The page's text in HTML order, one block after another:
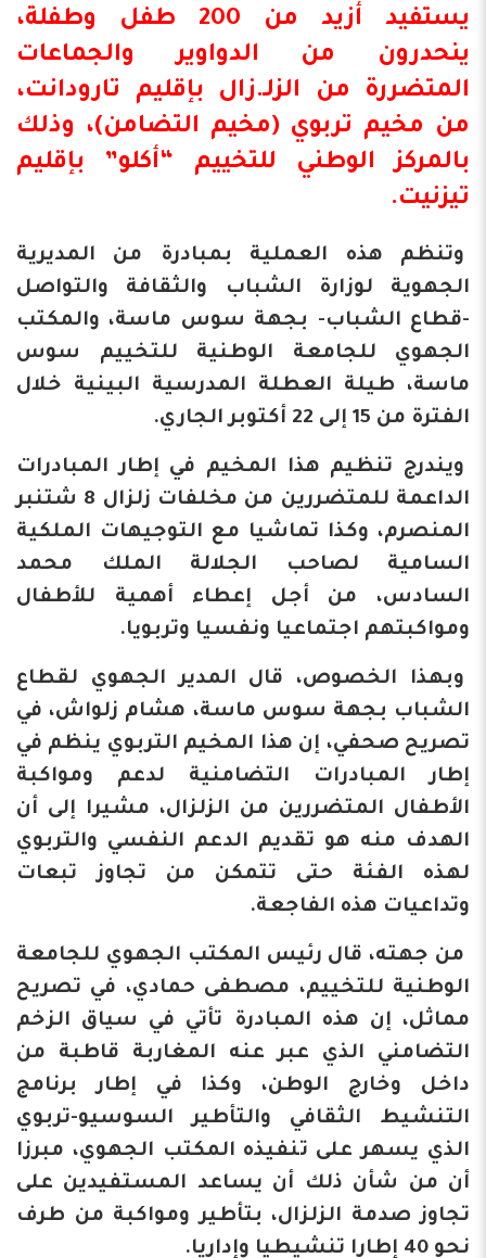
يستفيد أزيد من 200 طفل وطفلة،
ينحدرون من الدواوير والجماعات
المتضررة من الزلـ.زال بإقليم تارودانت،
من مخيم تربوي (مخيم التضامن)، وذلك
بالمركز الوطني للتخييم “أكلو” بإقليم
تيزنيت.
وتنظم هذه العملية بمبادرة من المديرية
الجهوية لوزارة الشباب والثقافة والتواصل
-قطاع الشباب- بجهة سوس ماسة، والمكتب
الجهوي للجامعة الوطنية للتخييم سوس
ماسة، طيلة العطلة المدرسية البينية خلال
الفترة من 15 إلى 22 أكتوبر الجاري.
ويندرج تنظيم هذا المخيم في إطار المبادرات
الداعمة للمتضررين من مخلفات زلزال 8 شتنبر
المنصرم، وكذا تماشيا مع التوجيهات الملكية
السامية لصاحب الجلالة الملك محمد
السادس، من أجل إعطاء أهمية للأطفال
ومواكبتهم اجتماعيا ونفسيا وتربويا.
وبهذا الخصوص، قال المدير الجهوي لقطاع
الشباب بجهة سوس ماسة، هشام زلواش، في
تصريح صحفي، إن هذا المخيم التربوي ينظم في
إطار المبادرات التضامنية لدعم ومواكبة
الأطفال المتضررين من الزلزال، مشيرا إلى أن
الهدف منه هو تقديم الدعم النفسي والتربوي
لهذه الفئة حتى تتمكن من تجاوز تبعات
وتداعيات هذه الفاجعة.
من جهته، قال رئيس المكتب الجهوي للجامعة
الوطنية للتخييم، مصطفى حمادي، في تصريح
مماثل، إن هذه المبادرة تأتي في سياق الزخم
التضامني الذي عبر عنه المغاربة قاطبة من
داخل وخارج الوطن، وكذا في إطار برنامج
التنشيط الثقافي والتأطير السوسيو-تربوي
الذي يسهر على تنفيذه المكتب الجهوي، مبرزا
أن من شأن ذلك أن يساعد المستفيدين على
تجاوز صدمة الزلزال، بتأطير ومواكبة من طرف
نحو 40 إطارا تنشيطيا وإداريا.